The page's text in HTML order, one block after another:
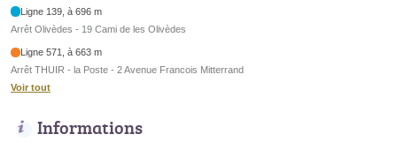
Ligne 139, à 696 m
Arrêt Olivèdes - 19 Cami de les Olivèdes
Ligne 571, à 663 m
Arrêt THUIR - la Poste - 2 Avenue Francois Mitterrand
Voir tout
Informations